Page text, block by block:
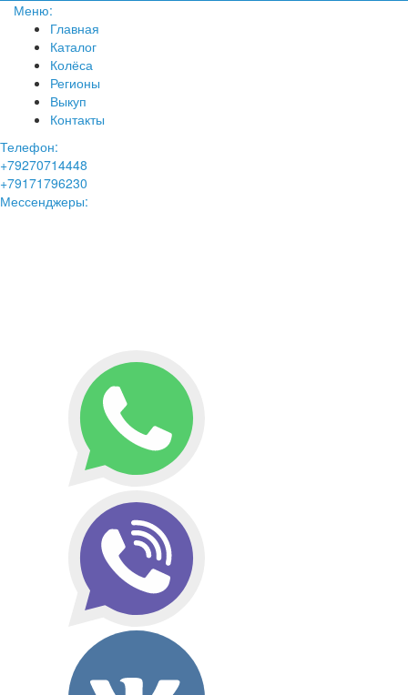
Меню:
Главная
Каталог
Колёса
Регионы
Выкуп
Контакты
Телефон:
+79270714448
+79171796230
Мессенджеры: